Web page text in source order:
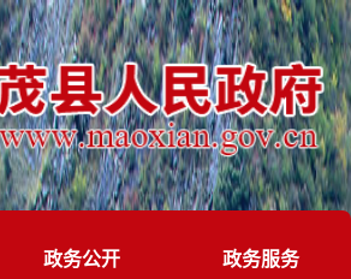
政务公开 政务服务